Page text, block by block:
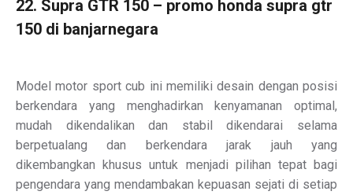
22. Supra GTR 150 – promo honda supra gtr
150 di banjarnegara
Model motor sport cub ini memiliki desain dengan posisi
berkendara yang menghadirkan kenyamanan optimal,
mudah dikendalikan dan stabil dikendarai selama
berpetualang dan berkendara jarak jauh yang
dikembangkan khusus untuk menjadi pilihan tepat bagi
pengendara yang mendambakan kepuasan sejati di setiap